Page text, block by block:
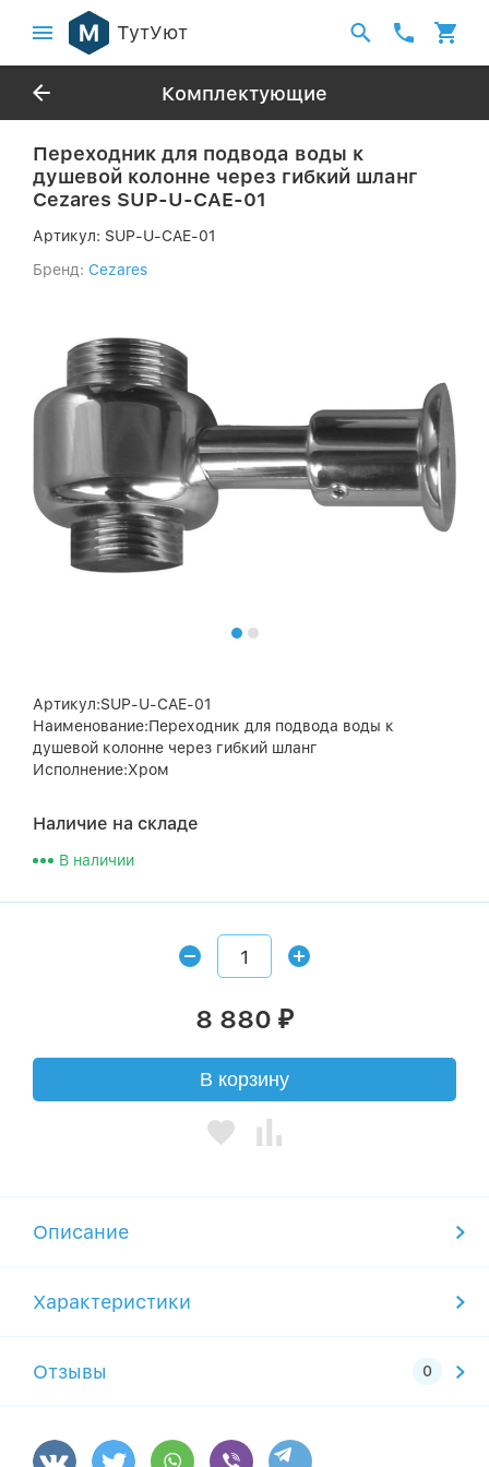
ТутУют
Комплектующие
Переходник для подвода воды к
душевой колонне через гибкий шланг
Cezares SUP-U-CAE-01
Артикул: SUP-U-CAE-01
Бренд: Cezares
Артикул:SUP-U-CAE-01
Наименование:Переходник для подвода воды к
душевой колонне через гибкий шланг
Исполнение:Хром
Наличие на складе
В наличии
8 880 ₽
В корзину
Описание
Характеристики
Отзывы